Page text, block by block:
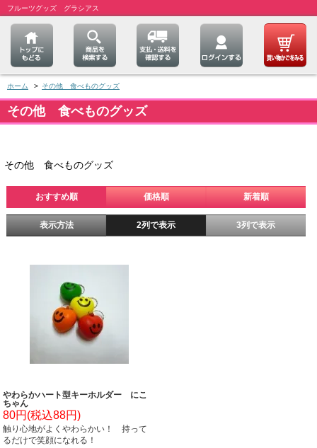
フルーツグッズ グラシアス
ホーム > その他 食べものグッズ
その他 食べものグッズ
その他 食べものグッズ
おすすめ順 価格順 新着順
表示方法 2列で表示 3列で表示
やわらかハート型キーホルダー にこ
ちゃん
80円(税込88円)
触り心地がよくやわらかい！ 持って
るだけで笑顔になれる！